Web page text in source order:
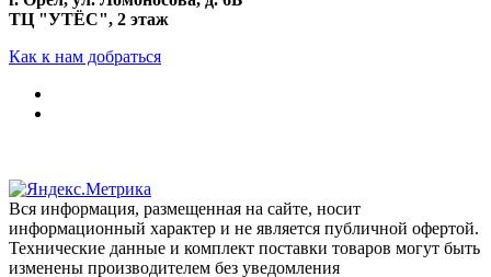
ТЦ "УТЁС", 2 этаж
Как к нам добраться
Вся информация, размещенная на сайте, носит
информационный характер и не является публичной офертой.
Технические данные и комплект поставки товаров могут быть
изменены производителем без уведомления